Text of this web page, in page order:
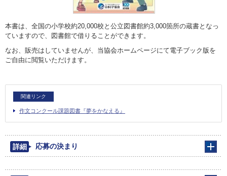
本書は、全国の小学校約20,000校と公立図書館約3,000箇所の蔵書となっ
ていますので、図書館で借りることができます。
なお、販売はしていませんが、当協会ホームページにて電子ブック版を
ご自由に閲覧いただけます。
関連リンク
作文コンクール課題図書『夢をかなえる』
詳細 応募の決まり